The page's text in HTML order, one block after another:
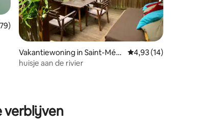
beoordeling van 4,97 op 5, 79 recensies
Vakantiewoning in Saint-Méar
d-de-Drône
Gemiddelde
4,93 (14)
huisje aan de rivier
verblijven